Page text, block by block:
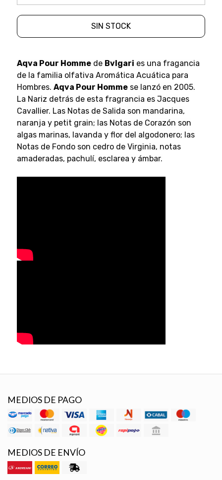
SIN STOCK
Aqva Pour Hommede Bvlgari es una fragancia
de la familia olfativa Aromática Acuática para
Hombres. Aqva Pour Hommese lanzó en 2005.
La Nariz detrás de esta fragrancia es Jacques
Cavallier. Las Notas de Salida son mandarina,
naranja y petit grain; las Notas de Corazón son
algas marinas, lavanda y flor del algodonero; las
Notas de Fondo son cedro de Virginia, notas
amaderadas, pachulí, esclarea y ámbar.
MEDIOS DE PAGO
MEDIOS DE ENVÍO